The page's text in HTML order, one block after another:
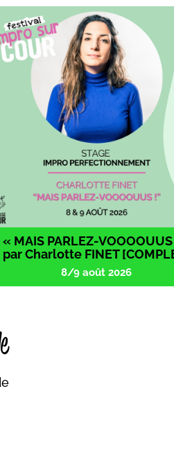
« MAIS PARLEZ-
par Charlotte FINET
8/9 août 2026